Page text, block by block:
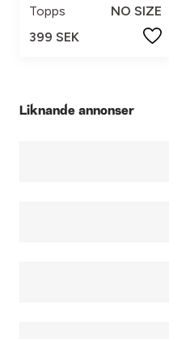
Topps
NO SIZE
399 SEK
Liknande annonser